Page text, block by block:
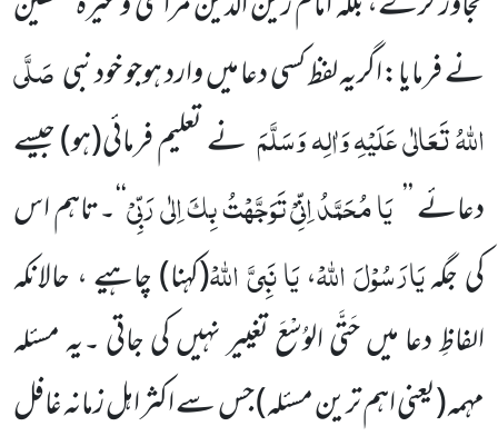
نے فرمایا:اگریہ لفظ کسی دعا میں وارد ہوجو خود نبیصَلَّی
اللہُ تَعَالٰی عَلَیْہِ وَاٰلِہ وَسَلَّمَ نے تعلیم فرمائی(ہو) جیسے
دعائے ’’یَا مُحَمَّدُ اِنِّیْ تَوَجَّہْتُ بِکَ اِلٰی رَبِّیْ‘‘۔تاہم اس
کی جگہیَارَسُوْلَ اللہْ،یَا نَبِیَّ اللہْ(کہنا) چاہیے ، حالانکہ
الفاظِ دعا میں حَتَّی الوُسْعَ تغییر نہیں کی جاتی ۔یہ مسئلہ
مہمہ(یعنی اہم ترین مسئلہ) جس سے اکثر اہل زمانہ غافل